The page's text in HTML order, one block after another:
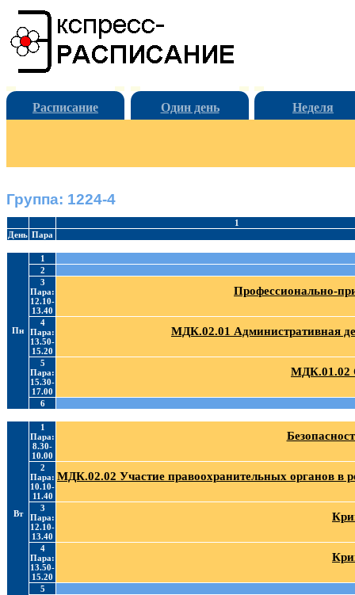
Расписание Один день Неделя
Группа: 1224-4
1
День Пара
Пн
1
2
3
Пара:
12.10-
13.40
Профессионально-
4
Пара:
13.50-
15.20
МДК.02.01 Административная
5
Пара:
15.30-
17.00
МДК.01.02
6
Вт
1
Пара:
8.30-
10.00
2
Пара:
10.10-
11.40
МДК.02.02 Участие правоохранительных органов
3
Пара:
12.10-
13.40
4
Пара:
13.50-
15.20
5